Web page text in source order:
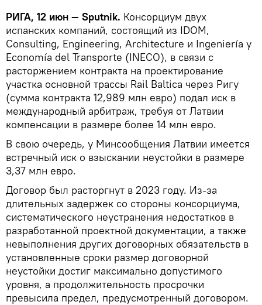
РИГА, 12 июн — Sputnik. Консорциум двух
испанских компаний, состоящий из IDOM,
Consulting, Engineering, Architecture и Ingeniería y
Economía del Transporte (INECO), в связи с
расторжением контракта на проектирование
участка основной трассы Rail Baltica через Ригу
(сумма контракта 12,989 млн евро) подал иск в
международный арбитраж, требуя от Латвии
компенсации в размере более 14 млн евро.
В свою очередь, у Минсообщения Латвии имеется
встречный иск о взыскании неустойки в размере
3,37 млн евро.
Договор был расторгнут в 2023 году. Из-за
длительных задержек со стороны консорциума,
систематического неустранения недостатков в
разработанной проектной документации, а также
невыполнения других договорных обязательств в
установленные сроки размер договорной
неустойки достиг максимально допустимого
уровня, а продолжительность просрочки
превысила предел, предусмотренный договором.